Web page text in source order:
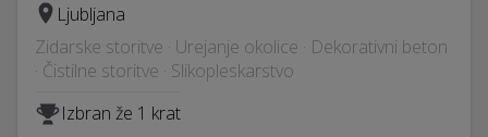
Ljubljana
Zidarske storitve · Urejanje okolice · Dekorativni beton
· Čistilne storitve · Slikopleskarstvo
Izbran že 1 krat